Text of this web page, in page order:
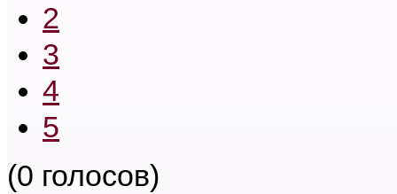
2
3
4
5
(0 голосов)